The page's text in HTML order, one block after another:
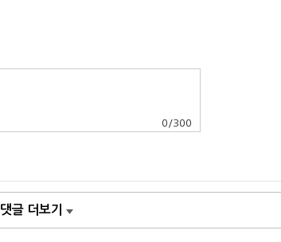
0 /300
댓글 더보기